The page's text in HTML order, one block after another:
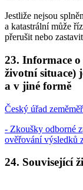
Jestliže nejsou
a katastrální může
přerušit nebo
23. Informace
životní situace)
a v jiné formě
Český úřad
- Zkoušky odborné
ověřování výsledků
24. Související